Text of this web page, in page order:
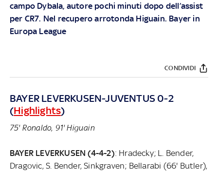
campo Dybala, autore pochi minuti dopo dell’assist
per CR7. Nel recupero arrotonda Higuain. Bayer in
Europa League
CONDIVIDI
BAYER LEVERKUSEN-JUVENTUS 0-2
(Highlights)
75' Ronaldo, 91' Higuain
BAYER LEVERKUSEN (4-4-2): Hradecky; L. Bender,
Dragovic, S. Bender, Sinkgraven; Bellarabi (66' Butler),